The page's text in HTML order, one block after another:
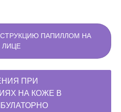
ПАПИЛЛОМ НА
ЛИЦЕ
ПРИ
НА КОЖЕ В